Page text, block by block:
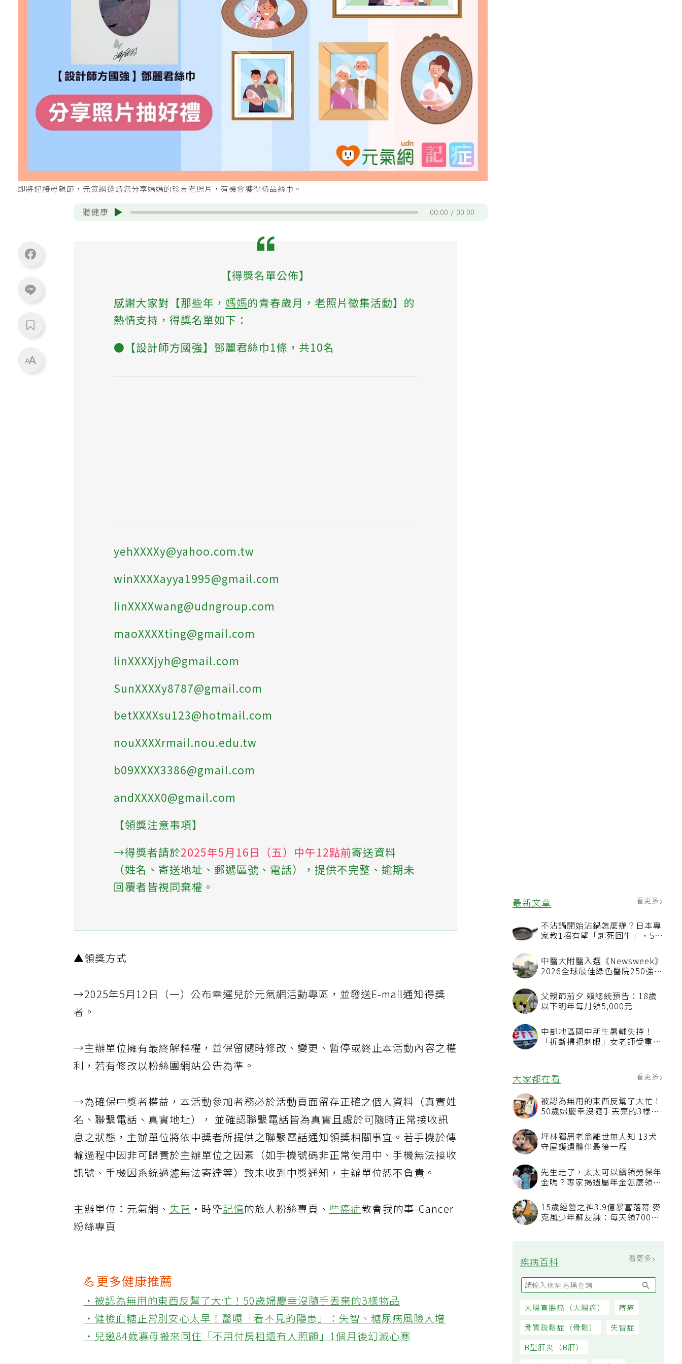
最新文章 看更多
不沾鍋開始沾鍋怎麼辦？日本專
家教1招有望「起死回生」，5情
中醫大附醫入選《Newsweek》
2026全球最佳綠色醫院250強
選 四葉績效指標居台灣最佳
父親節前夕 賴總統預告：18歲
以下明年每月領5,000元
中部地區國中新生暑輔失控！
「折斷掃把刺眼」女老師受重傷
大家都在看
被認為無用的東西反幫了大忙！
50歲婦慶幸沒隨手丟棄的3樣物
坪林獨居老翁離世無人知 13犬
守屋護遺體伴最後一程
先生走了，太太可以續領勞保年
看順位還要看資格
15歲經營之神3.9億暴富落幕 麥
疾病百科
即將迎接母親節，元氣網邀請您分享媽媽的珍貴老照片，有機會獲得精品絲巾。
聽健康 00:00 00:00
【得獎名單公佈】
感謝大家對【那些年，媽媽的青春歲月，老照片徵集活動】的
熱情支持，得獎名單如下：
●【設計師方國強】鄧麗君絲巾1條，共10名
yehXXXXy@yahoo.com.tw
winXXXXayya1995@gmail.com
linXXXXwang@udngroup.com
maoXXXXting@gmail.com
linXXXXjyh@gmail.com
SunXXXXy8787@gmail.com
betXXXXsu123@hotmail.com
nouXXXXrmail.nou.edu.tw
b09XXXX3386@gmail.com
andXXXX0@gmail.com
【領獎注意事項】
→得獎者請於2025年5月16日（五）中午12點前寄送資料
（姓名、寄送地址、郵遞區號、電話），提供不完整、逾期未
回覆者皆視同棄權。
▲領獎方式
→2025年5月12日（一）公布幸運兒於元氣網活動專區，並發送E-mail通知得獎
者。
→主辦單位擁有最終解釋權，並保留隨時修改、變更、暫停或終止本活動內容之權
利，若有修改以粉絲團網站公告為準。
→為確保中獎者權益，本活動參加者務必於活動頁面留存正確之個人資料（真實姓
名、聯繫電話、真實地址）， 並確認聯繫電話皆為真實且處於可隨時正常接收訊
息之狀態，主辦單位將依中獎者所提供之聯繫電話通知領獎相關事宜。若手機於傳
輸過程中因非可歸責於主辦單位之因素（如手機號碼非正常使用中、手機無法接收
訊號、手機因系統過濾無法寄達等）致未收到中獎通知，主辦單位恕不負責。
主辦單位：元氣網、失智 ・時空記憶的旅人粉絲專頁、些癌症教會我的事-Cancer
粉絲專頁
💪更多健康推薦
‧被認為無用的東西反幫了大忙！50歲婦慶幸沒隨手丟棄的3樣物品
‧健檢血糖正常別安心太早！醫曝「看不見的隱患」：失智、糖尿病風險大增
‧兒邀84歲寡母搬來同住「不用付房租還有人照顧」1個月後幻滅心寒